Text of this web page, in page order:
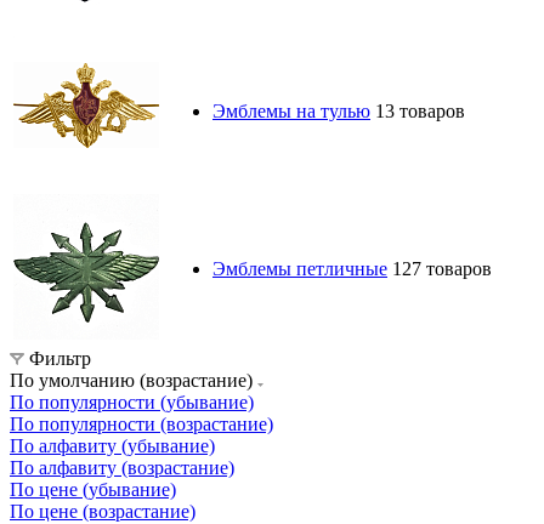
Эмблемы на тулью 13 товаров
Эмблемы петличные 127 товаров
Фильтр
По умолчанию (возрастание)
По популярности (убывание)
По популярности (возрастание)
По алфавиту (убывание)
По алфавиту (возрастание)
По цене (убывание)
По цене (возрастание)